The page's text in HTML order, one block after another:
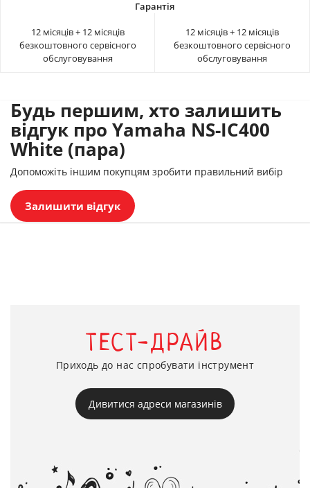
12 місяців + 12 місяців
безкоштовного сервісного
обслуговування
12 місяців + 12 місяців
безкоштовного сервісного
обслуговування
Будь першим, хто залишить
відгук про Yamaha NS-IC400
White (пара)
Допоможіть іншим покупцям зробити правильний вибір
Залишити відгук
ТЕСТ-ДРАЙВ
Приходь до нас спробувати інструмент
Дивитися адреси магазинів